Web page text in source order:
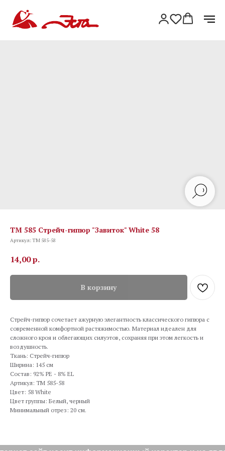
TM 585 Стрейч-гипюр "Завиток" White 58
Артикул:TM 585-58
14,00р.
В корзину
Стрейч-гипюр сочетает ажурную элегантность классического гипюра с
современной комфортной растяжимостью. Материал идеален для
сложного кроя и облегающих силуэтов, сохраняя при этом легкость и
воздушность.
Ткань: Стрейч-гипюр
Ширина: 145 см
Состав: 92% PE - 8% EL
Артикул: TM 585-58
Цвет: 58 White
Цвет группы: Белый, черный
Минимальный отрез: 20 см.